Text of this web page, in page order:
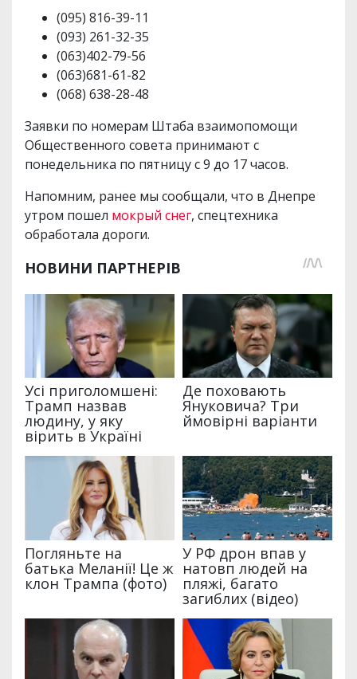
(095) 816-39-11
(093) 261-32-35
(063)402-79-56
(063)681-61-82
(068) 638-28-48
Заявки по номерам Штаба взаимопомощи
Общественного совета принимают с
понедельника по пятницу с 9 до 17 часов.
Напомним, ранее мы сообщали, что в Днепре
утром пошел мокрый снег, спецтехника
обработала дороги.